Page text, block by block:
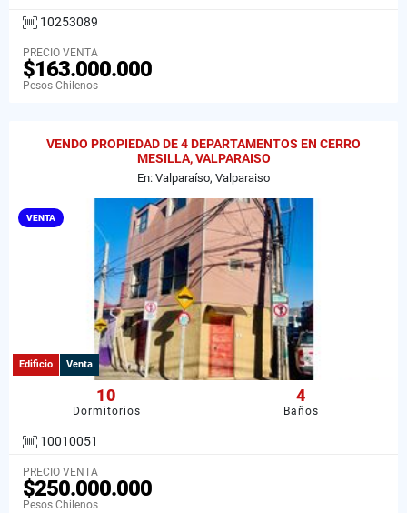
10253089
PRECIO VENTA
$163.000.000
Pesos Chilenos
VENDO PROPIEDAD DE 4 DEPARTAMENTOS EN CERRO
MESILLA, VALPARAISO
En: Valparaíso, Valparaiso
VENTA
Edificio Venta
10
Dormitorios
4
Baños
10010051
PRECIO VENTA
$250.000.000
Pesos Chilenos